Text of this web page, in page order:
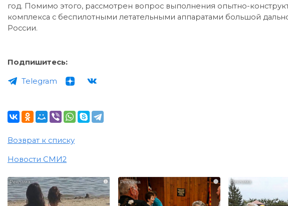
год. Помимо этого, рассмотрен вопрос выполнения опытно-
комплекса с беспилотными летательными аппаратами большой
России.
Подпишитесь:
Telegram
Возврат к списку
Новости СМИ2
i i